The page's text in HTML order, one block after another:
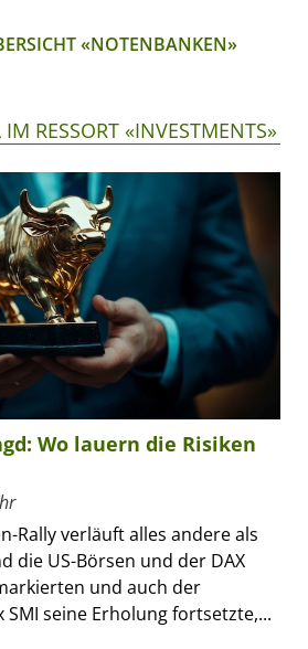
«NOTENBANKEN»
IM RESSORT «INVESTMENTS»
Wo lauern die Risiken
Rally verläuft alles andere als
die US-Börsen und der DAX
und auch der
SMI seine Erholung fortsetzte,...